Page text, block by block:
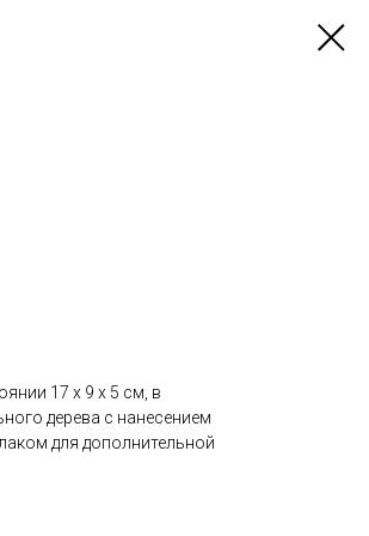
17 х 9 х 5 см, в
дерева с нанесением
для дополнительной